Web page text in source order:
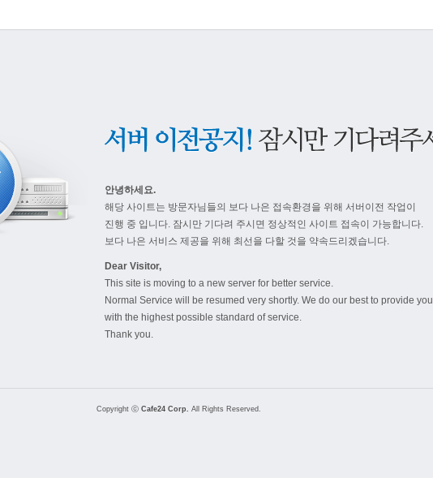
안녕하세요.
해당 사이트는 방문자님들의 보다 나은 접속환경을 위해 서버이전 작업이
진행 중 입니다. 잠시만 기다려 주시면 정상적인 사이트 접속이 가능합니다.
보다 나은 서비스 제공을 위해 최선을 다할 것을 약속드리겠습니다.
Dear Visitor,
This site is moving to a new server for better service.
Normal Service will be resumed very shortly. We do our best to provide you
with the highest possible standard of service.
Thank you.
Copyright ⓒ Cafe24 Corp. All Rights Reserved.